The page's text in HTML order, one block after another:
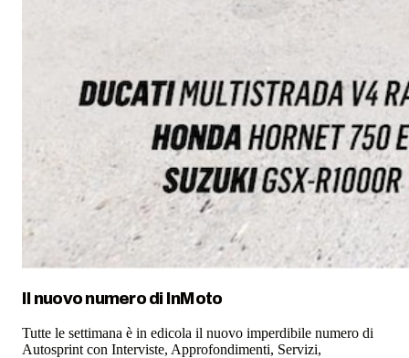
Il nuovo numero di InMoto
Tutte le settimana è in edicola il nuovo imperdibile numero di
Autosprint con Interviste, Approfondimenti, Servizi,